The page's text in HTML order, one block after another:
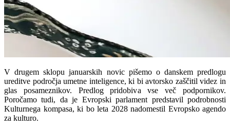
V drugem sklopu januarskih novic pišemo o danskem predlogu
ureditve področja umetne inteligence, ki bi avtorsko zaščitil videz in
glas posameznikov. Predlog pridobiva vse več podpornikov.
Poročamo tudi, da je Evropski parlament predstavil podrobnosti
Kulturnega kompasa, ki bo leta 2028 nadomestil Evropsko agendo
za kulturo.